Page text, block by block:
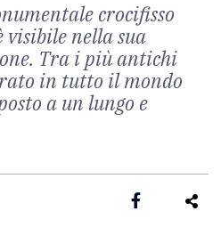
crocifisso
visibile nella sua
Tra i più antichi
in tutto il mondo
a un lungo e